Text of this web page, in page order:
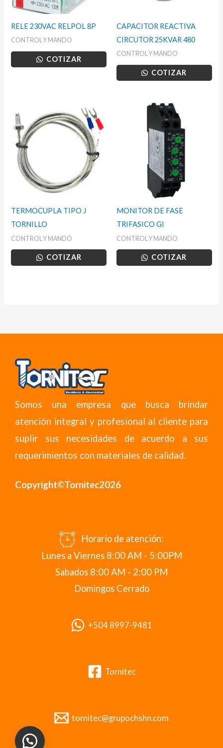
RELE 230VAC RELPOL 8P
CONTROL Y MANDO
COTIZAR
CAPACITOR REACTIVA
CIRCUTOR 25KVAR 480
CONTROL Y MANDO
COTIZAR
TERMOCUPLA TIPO J
TORNILLO
CONTROL Y MANDO
COTIZAR
MONITOR DE FASE
TRIFASICO GI
CONTROL Y MANDO
COTIZAR
Somos una empresa que busca brindar
atención integral y profesional al cliente para
suplir sus necesidades de acuerdo a sus
requerimientos con materiales de calidad.
Copyright©Tornitec2026
Horario de atención:
Lunes a Viernes 8:00 AM - 5:00PM
Sabados 8:00 AM - 2:00 PM
Domingos Cerrado
+504 8997-9481
Tornitec
tornitec@grupochshn.com